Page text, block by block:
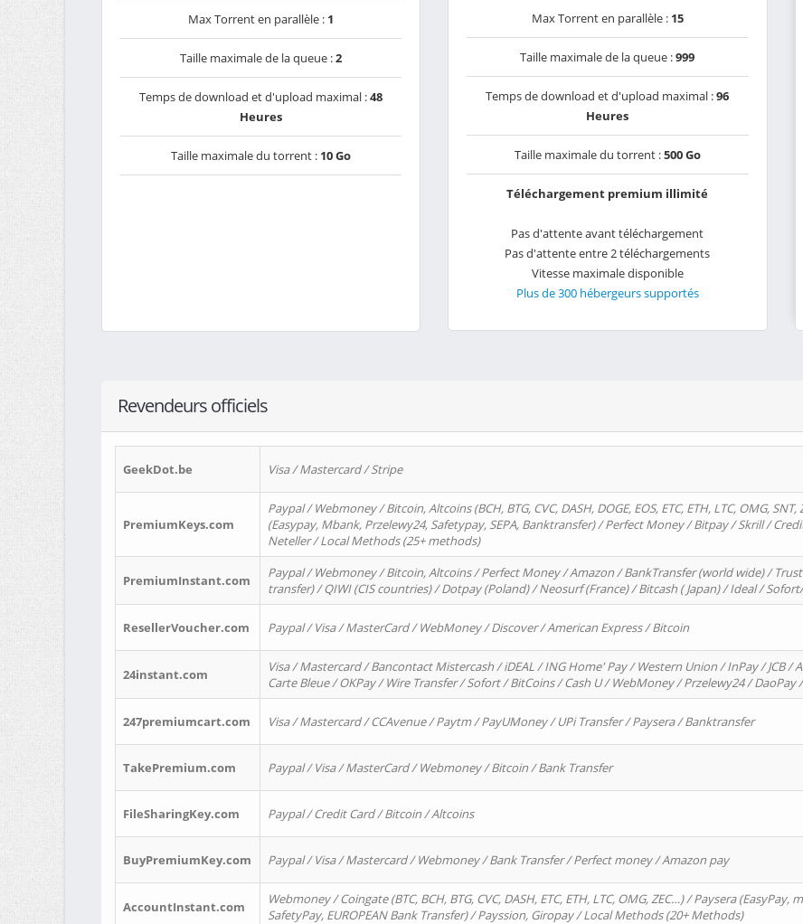
Max Torrent en parallèle : 1
Taille maximale de la queue :2
Temps de download et d'upload maximal :48
Heures
Taille maximale du torrent : 10 Go
Max Torrent en parallèle : 15
Taille maximale de la queue :999
Temps de download et d'upload maximal :96
Heures
Taille maximale du torrent :500 Go
Téléchargement premium illimité
Pas d'attente avant téléchargement
Pas d'attente entre 2 téléchargements
Vitesse maximale disponible
Plus de 300 hébergeurs supportés
Revendeurs officiels
GeekDot.be Visa / Mastercard / Stripe
PremiumKeys.com
Paypal / Webmoney / Bitcoin, Altcoins (BCH, BTG, CVC, DASH, DOGE, EOS, ETC, ETH, LTC, OMG,
(Easypay, Mbank, Przelewy24, Safetypay, SEPA, Banktransfer) / Perfect Money / Bitpay / Skrill /
Neteller / Local Methods (25+ methods)
PremiumInstant.com
Paypal / Webmoney / Bitcoin, Altcoins / Perfect Money / Amazon / BankTransfer (world wide) /
transfer) / QIWI (CIS countries) / Dotpay (Poland) / Neosurf (France) / Bitcash ( Japan) / Ideal /
ResellerVoucher.com Paypal / Visa / MasterCard / WebMoney / Discover / American Express / Bitcoin
24instant.com
Visa / Mastercard / Bancontact Mistercash / iDEAL / ING Home' Pay / Western Union / InPay / JCB /
Carte Bleue / OKPay / Wire Transfer / Sofort / BitCoins / Cash U / WebMoney / Przelewy24 / DaoPay
247premiumcart.com Visa / Mastercard / CCAvenue / Paytm / PayUMoney / UPi Transfer / Paysera / Banktransfer
TakePremium.com Paypal / Visa / MasterCard / Webmoney / Bitcoin / Bank Transfer
FileSharingKey.com Paypal / Credit Card / Bitcoin / Altcoins
BuyPremiumKey.com Paypal / Visa / Mastercard / Webmoney / Bank Transfer / Perfect money / Amazon pay
AccountInstant.com
Webmoney / Coingate (BTC, BCH, BTG, CVC, DASH, ETC, ETH, LTC, OMG, ZEC…) / Paysera (EasyPay,
SafetyPay, EUROPEAN Bank Transfer) / Payssion, Giropay / Local Methods (20+ Methods)